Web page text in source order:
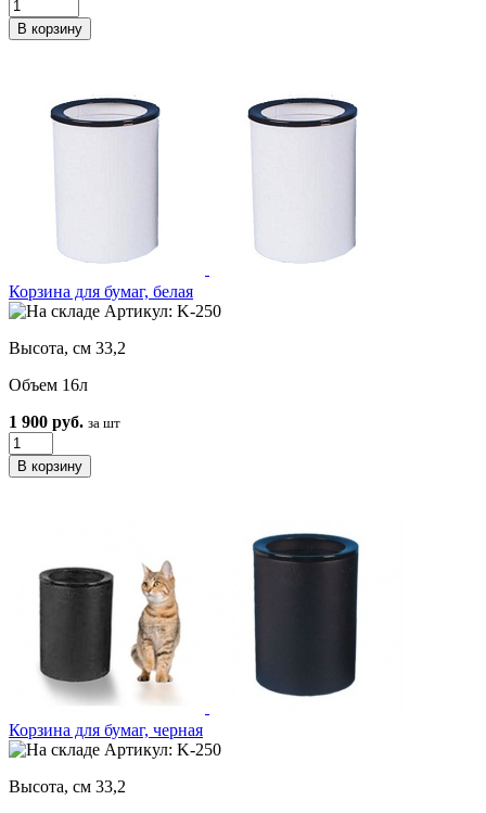
Корзина для бумаг, белая
Артикул: K-250
Высота, см 33,2
Объем 16л
1 900 руб. за шт
Корзина для бумаг, черная
Артикул: K-250
Высота, см 33,2